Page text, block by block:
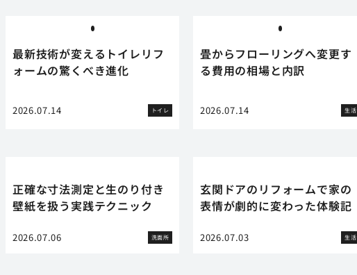
最新技術が変えるトイレリフ
ォームの驚くべき進化
2026.07.14 トイレ
畳からフローリングへ変更す
る費用の相場と内訳
2026.07.14 生活
正確な寸法測定と生のり付き
壁紙を扱う実践テクニック
2026.07.06 洗面所
玄関ドアのリフォームで家の
表情が劇的に変わった体験記
2026.07.03 生活